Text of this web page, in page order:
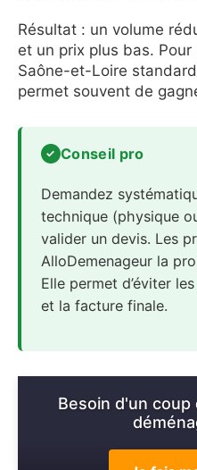
Résultat : un volume
et un prix plus bas.
Saône-et-Loire
permet souvent de
Conseil pro
Demandez
technique (physique
valider un devis. Les
AlloDemenageur la
Elle permet d’éviter
et la facture finale.
Besoin d'un